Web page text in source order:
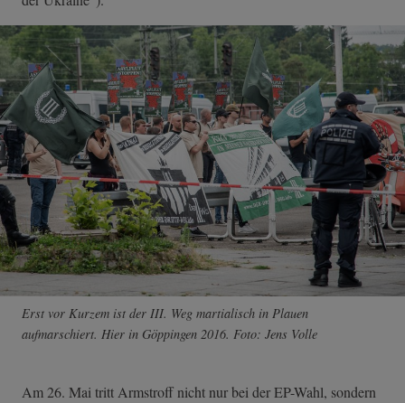
Erst vor Kurzem ist der III. Weg martialisch in Plauen
aufmarschiert. Hier in Göppingen 2016. Foto: Jens Volle
Am 26. Mai tritt Armstroff nicht nur bei der EP-Wahl, sondern